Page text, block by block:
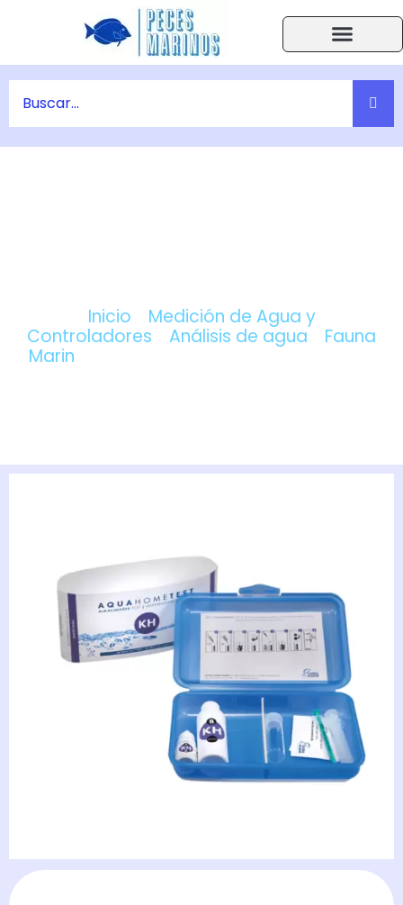
Inicio
Medición de Agua y
Controladores
Análisis de agua
Fauna
Marin